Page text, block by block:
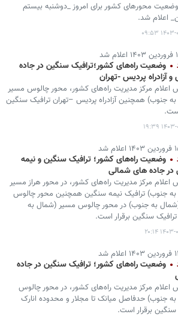
محورهای کشور برای امروز _دوشنبه بیستم
اعلام شد.
۲۰ ۰۹:۵۳
وضعیت راه‌های کشور؛ترافیک سنگین در جاده
آزادراه پردیس -تهران
اعلام مرکز مدیریت راه‌های کشور، محور چالوس مسیر
جنوب) همچنین آزادراه پردیس –تهران ترافیک سنگین
۱۶ ۱۹:۳۹
وضعیت راه‌های کشور؛ ترافیک سنگین و نیمه
در جاده ‌های شمالی
اعلام مرکز مدیریت راه‌های کشور، در محور هراز مسیر
جنوب) ترافیک نیمه سنگین همچنین محور چالوس
به جنوب) در محور چالوس مسیر (شمال به
سنگین برقرار است.
۱۵ ۲۰:۱۴
وضعیت راه‌های کشور؛ ترافیک سنگین در جاده
اعلام مرکز مدیریت راه‌های کشور، در محور چالوس
جنوب) حدفاصل میانک تا مجلار و محدوده انارک
سنگین برقرار است.